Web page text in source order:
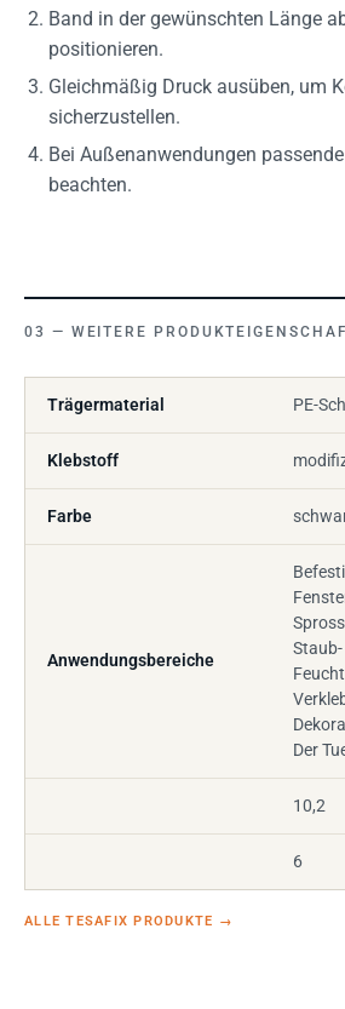
Band in der gewünschten Länge
positionieren.
Gleichmäßig Druck ausüben, um
sicherzustellen.
Bei Außenanwendungen
beachten.
WEITERE
Trägermaterial PE-
Klebstoff
Farbe
Anwendungsbereiche
Staub-
Der
10,2
6
ALLE TESAFIX PRODUKTE →